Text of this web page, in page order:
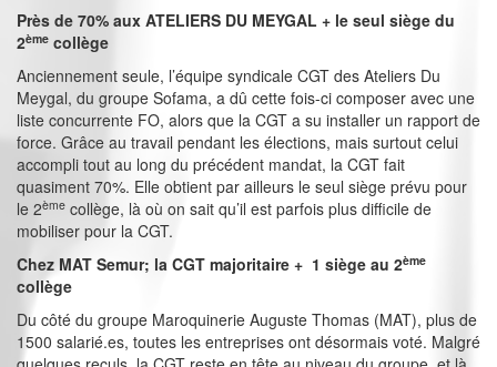
Près de 70% aux ATELIERS DU MEYGAL + le seul siège du
2ème collège
Anciennement seule, l’équipe syndicale CGT des Ateliers Du
Meygal, du groupe Sofama, a dû cette fois-ci composer avec une
liste concurrente FO, alors que la CGT a su installer un rapport de
force. Grâce au travail pendant les élections, mais surtout celui
accompli tout au long du précédent mandat, la CGT fait
quasiment 70%. Elle obtient par ailleurs le seul siège prévu pour
le 2ème collège, là où on sait qu’il est parfois plus difficile de
mobiliser pour la CGT.
Chez MAT Semur; la CGT majoritaire + 1 siège au 2ème
collège
Du côté du groupe Maroquinerie Auguste Thomas (MAT), plus de
1500 salarié.es, toutes les entreprises ont désormais voté. Malgré